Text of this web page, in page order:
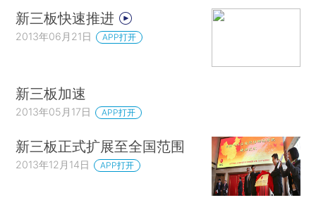
新三板快速推进
2013年06月21日 APP打开
新三板加速
2013年05月17日 APP打开
新三板正式扩展至全国范围
2013年12月14日 APP打开